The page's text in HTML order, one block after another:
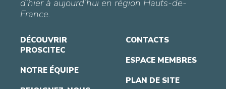
d’hier à aujourd’hui en région Hauts-de-
France.
DÉCOUVRIR
PROSCITEC
NOTRE ÉQUIPE
CONTACTS
ESPACE MEMBRES
PLAN DE SITE